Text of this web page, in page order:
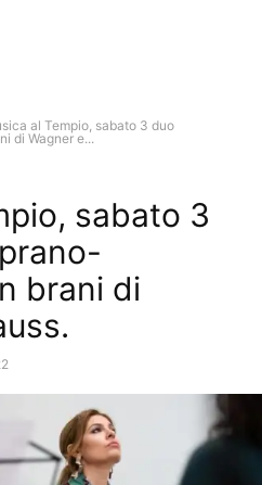
al Tempio, sabato 3 duo
di Wagner e...
sabato 3
brani di